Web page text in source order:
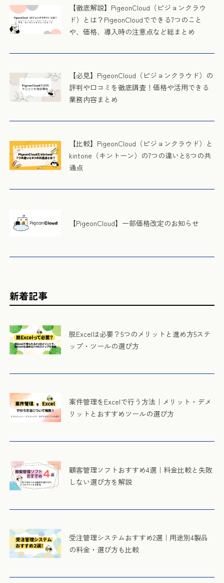
【徹底解説】PigeonCloud（ピジョンクラウ
ド）とは？PigeonCloudでできる7つのこと
や、価格、導入時の注意点など総まとめ
【必見】PigeonCloud（ピジョンクラウド）の
評判や口コミを徹底調査！価格や活用できる
業務内容まとめ
【比較】PigeonCloud（ピジョンクラウド）と
kintone（キントーン）の7つの違いと8つの共
通点
【PigeonCloud】一部価格改定のお知らせ
新着記事
脱Excelは必要？5つのメリットと進め方5ステ
ップ・ツールの選び方
案件管理をExcelで行う方法｜メリット・デメ
リットとおすすめツールの選び方
顧客管理ソフトおすすめ4選｜料金比較と失敗
しない選び方を解説
受注管理システムおすすめ2選｜用途別4製品
の料金・選び方も比較